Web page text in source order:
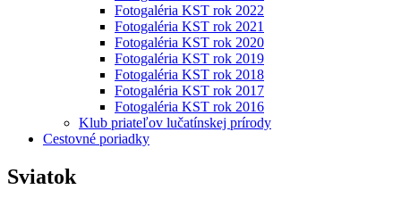
Fotogaléria KST rok 2022
Fotogaléria KST rok 2021
Fotogaléria KST rok 2020
Fotogaléria KST rok 2019
Fotogaléria KST rok 2018
Fotogaléria KST rok 2017
Fotogaléria KST rok 2016
Klub priateľov lučatínskej prírody
Cestovné poriadky
Sviatok